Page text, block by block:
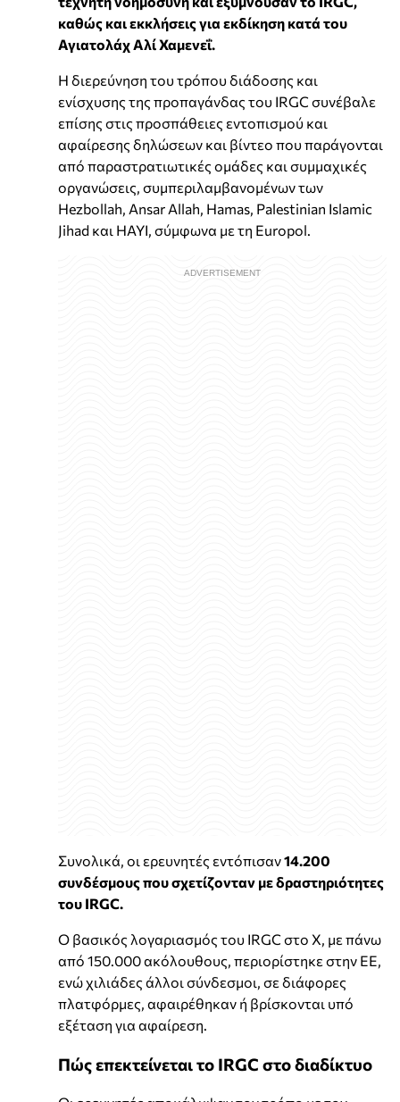
καθώς και εκκλήσεις για εκδίκηση κατά του
Αγιατολάχ Αλί Χαμενεΐ.
Η διερεύνηση του τρόπου διάδοσης και
ενίσχυσης της προπαγάνδας του IRGC συνέβαλε
επίσης στις προσπάθειες εντοπισμού και
αφαίρεσης δηλώσεων και βίντεο που παράγονται
από παραστρατιωτικές ομάδες και συμμαχικές
οργανώσεις, συμπεριλαμβανομένων των
Hezbollah, Ansar Allah, Hamas, Palestinian Islamic
Jihad και HAYI, σύμφωνα με τη Europol.
Συνολικά, οι ερευνητές εντόπισαν14.200
συνδέσμους που σχετίζονταν με δραστηριότητες
του IRGC.
Ο βασικός λογαριασμός του IRGC στο X, με πάνω
από 150.000 ακόλουθους, περιορίστηκε στην ΕΕ,
ενώ χιλιάδες άλλοι σύνδεσμοι, σε διάφορες
πλατφόρμες, αφαιρέθηκαν ή βρίσκονται υπό
εξέταση για αφαίρεση.
Πώς επεκτείνεται το IRGC στο διαδίκτυο